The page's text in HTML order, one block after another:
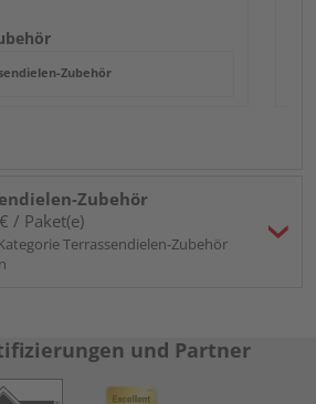
Zubehör
Zubehör
/ Paket(e)
Terrassendielen-Zubehör
und Partner